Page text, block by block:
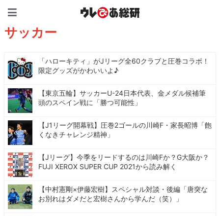
サッカー
「ハローキティ」がJリーグ全60クラブと圧巻コラボ！
限定グッズがかわいいよ♪
【東京五輪】サッカーU-24日本代表、金メダル候補筆
頭のスペイン戦に「勝つ可能性」
【J1リーグ開幕戦】圧巻2ゴールの川崎F・家長昭博「飽
くなきチャレンジ精神」
【Jリーグ】今季をリードするのは川崎Fか？G大阪か？
FUJI XEROX SUPER CUP 2021から読み解く
【中村憲剛×伊藤宏樹】スペシャル対談・後編「唐突な
お別れはダメだと宏樹さんから学んだ（笑）」